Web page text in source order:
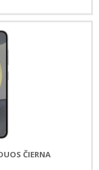
ČIERNA